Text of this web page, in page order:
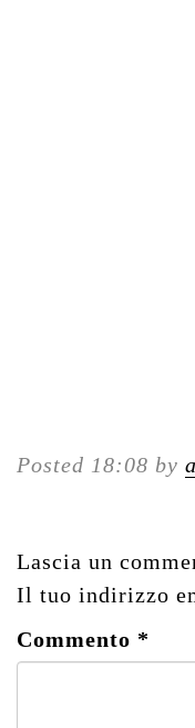
Posted 18:08 by
Lascia un
Il tuo indirizzo
Commento *